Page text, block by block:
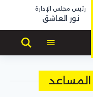
رئيس مجلس الإدارة
نور العاشق
المساعد